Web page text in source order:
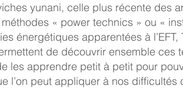
yunani, celle plus récente des
« power technics » ou «
énergétiques apparentées à
de découvrir ensemble ces
les apprendre petit à petit pour
l’on peut appliquer à nos difficultés